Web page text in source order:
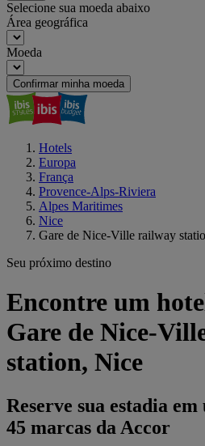
Selecione sua moeda abaixo
Área geográfica
Moeda
Confirmar minha moeda
Hotels
Europa
França
Provence-Alps-Riviera
Alpes Maritimes
Nice
Gare de Nice-Ville railway
Seu próximo destino
Encontre um
Gare de Nice-
station, Nice
Reserve sua estadia em
45 marcas da Accor